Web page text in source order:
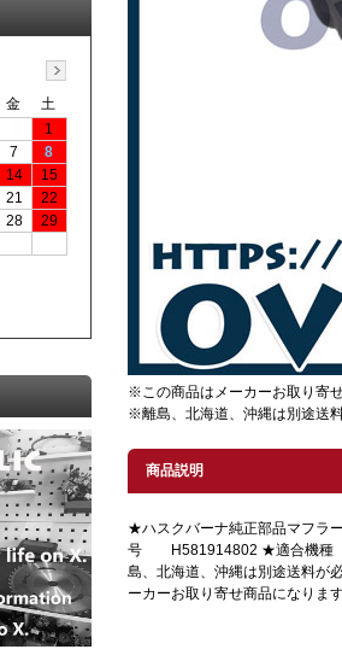
※この商品はメーカーお取り寄
※離島、北海道、沖縄は別途送
商品説明
★ハスクバーナ純正部品マフラ
号 H581914802 ★適合機種
島、北海道、沖縄は別途送料が
ーカーお取り寄せ商品になりま
金
土
1
7
8
14
15
21
22
28
29